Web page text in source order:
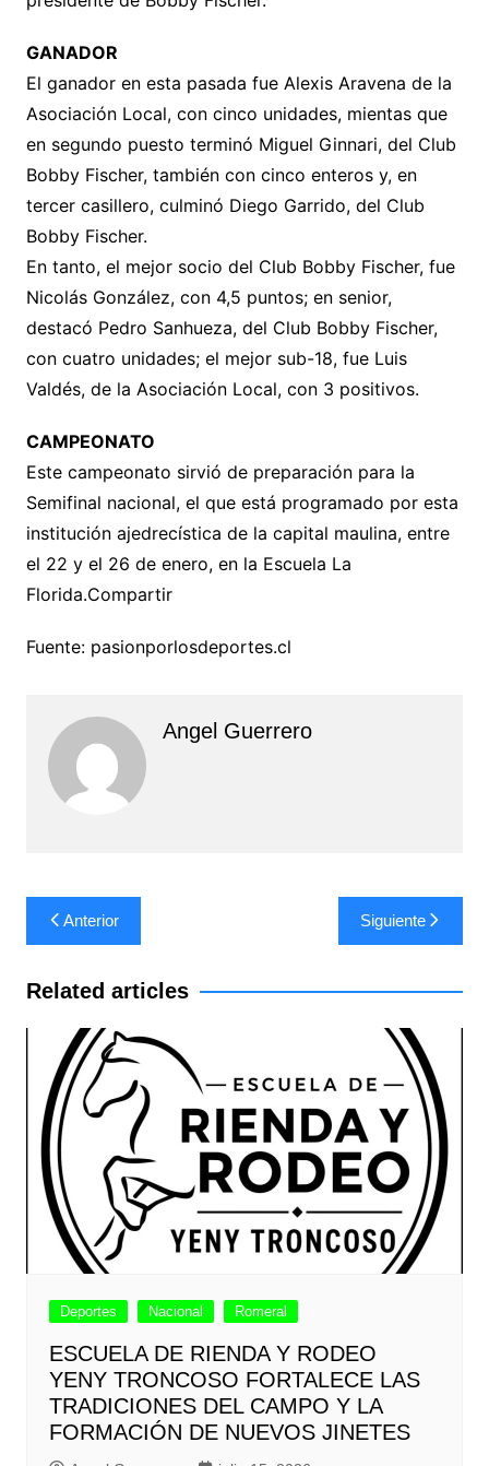
GANADOR
El ganador en esta pasada fue Alexis Aravena de la
Asociación Local, con cinco unidades, mientas que
en segundo puesto terminó Miguel Ginnari, del Club
Bobby Fischer, también con cinco enteros y, en
tercer casillero, culminó Diego Garrido, del Club
Bobby Fischer.
En tanto, el mejor socio del Club Bobby Fischer, fue
Nicolás González, con 4,5 puntos; en senior,
destacó Pedro Sanhueza, del Club Bobby Fischer,
con cuatro unidades; el mejor sub-18, fue Luis
Valdés, de la Asociación Local, con 3 positivos.
CAMPEONATO
Este campeonato sirvió de preparación para la
Semifinal nacional, el que está programado por esta
institución ajedrecística de la capital maulina, entre
el 22 y el 26 de enero, en la Escuela La
Florida.Compartir
Fuente: pasionporlosdeportes.cl
Angel Guerrero
Navegación
de
entradas
Anterior Siguiente
Related articles
Deportes Nacional Romeral
ESCUELA DE RIENDA Y RODEO
YENY TRONCOSO FORTALECE LAS
TRADICIONES DEL CAMPO Y LA
FORMACIÓN DE NUEVOS JINETES